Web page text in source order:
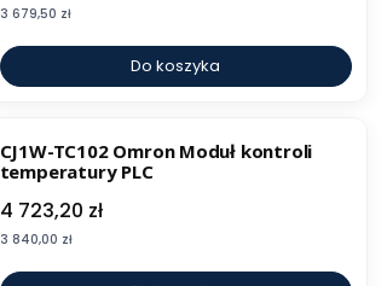
Cena
3 679,50 zł
Do koszyka
CJ1W-TC102 Omron Moduł kontroli
temperatury PLC
Cena
4 723,20 zł
Cena
3 840,00 zł